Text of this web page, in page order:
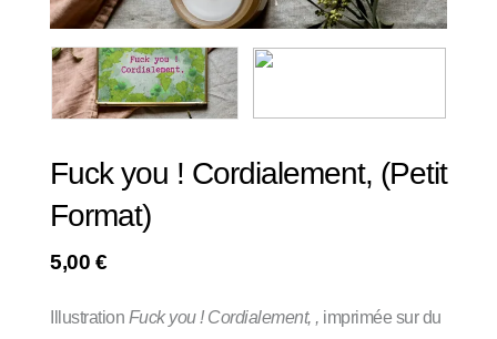
Fuck you ! Cordialement, (Petit
Format)
5,00 €
Illustration Fuck you ! Cordialement, , imprimée sur du